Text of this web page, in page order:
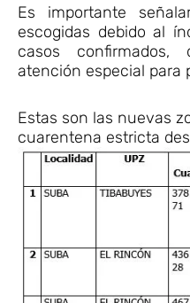
Es importante
escogidas debido al
casos
atención especial para
Estas son las nuevas
cuarentena estricta